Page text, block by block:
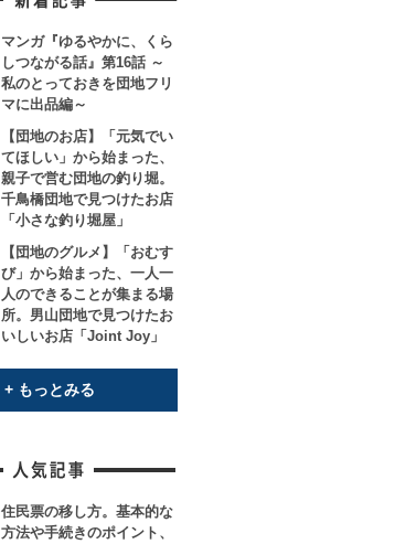
マンガ『ゆるやかに、くら
しつながる話』第16話 ～
私のとっておきを団地フリ
マに出品編～
【団地のお店】「元気でい
てほしい」から始まった、
親子で営む団地の釣り堀。
千鳥橋団地で見つけたお店
「小さな釣り堀屋」
【団地のグルメ】「おむす
び」から始まった、一人一
人のできることが集まる場
所。男山団地で見つけたお
いしいお店「Joint Joy」
+ もっとみる
住民票の移し方。基本的な
方法や手続きのポイント、